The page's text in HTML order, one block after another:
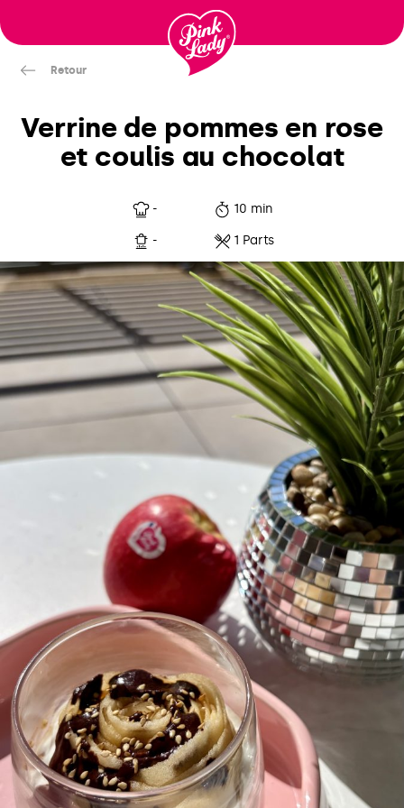
au
contenuRetour
Verrine de pommes en rose
et coulis au chocolat
- 10 min
- 1 Parts